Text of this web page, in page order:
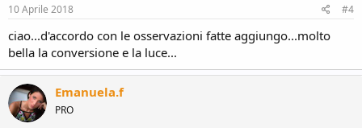
10 Aprile 2018 #4
ciao...d'accordo con le osservazioni fatte aggiungo...molto
bella la conversione e la luce...
Emanuela.f
PRO